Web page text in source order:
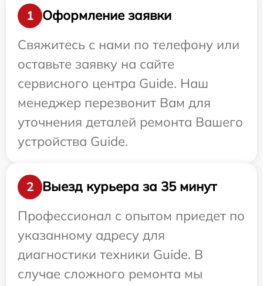
1
Оформление заявки
Свяжитесь с нами по телефону или
оставьте заявку на сайте
сервисного центра Guide. Наш
менеджер перезвонит Вам для
уточнения деталей ремонта Вашего
устройства Guide.
2
Выезд курьера за 35 минут
Профессионал с опытом приедет по
указанному адресу для
диагностики техники Guide. В
случае сложного ремонта мы